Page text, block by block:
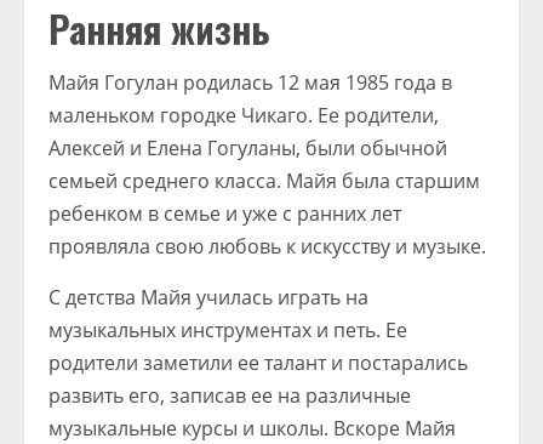
Ранняя жизнь
Майя Гогулан родилась 12 мая 1985 года в
маленьком городке Чикаго. Ее родители,
Алексей и Елена Гогуланы, были обычной
семьей среднего класса. Майя была старшим
ребенком в семье и уже с ранних лет
проявляла свою любовь к искусству и музыке.
С детства Майя училась играть на
музыкальных инструментах и петь. Ее
родители заметили ее талант и постарались
развить его, записав ее на различные
музыкальные курсы и школы. Вскоре Майя